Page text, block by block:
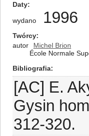
Daty
wydano 1996
Twórcy
autor
Michel Brion
École Normale
Bibliografia
[AC] E.
Gysin
312-320.